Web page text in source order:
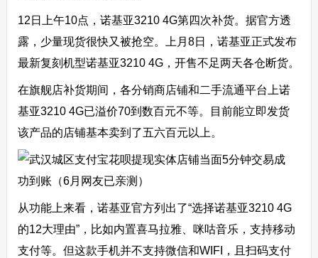
12日上午10点，诺基亚3210 4G第四次补货。据官方透
露，少量现货很快又被抢空。上月8日，诺基亚正式发布
最新复刻机型诺基亚3210 4G，开售不足两天各仓断货。
在旗舰店补货期间，各分销商店铺和二手流通平台上诺
基亚3210 4G已溢价70到数百元不等。目前能立即发货
该产品的店铺基本卖到了五六百元以上。
从功能上来看，诺基亚官方列出了“选择诺基亚3210 4G
的12大理由”，比如内置喜马拉雅、咪咕音乐，支持移动
支付等。但这款手机并不支持微信和WIFI，且扫码支付